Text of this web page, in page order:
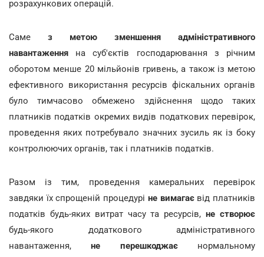
розрахункових операцій.
Саме з метою зменшення адміністративного
навантаження на суб'єктів господарювання з річним
оборотом менше 20 мільйонів гривень, а також із метою
ефективного використання ресурсів фіскальних органів
було тимчасово обмежено здійснення щодо таких
платників податків окремих видів податкових перевірок,
проведення яких потребувало значних зусиль як із боку
контролюючих органів, так і платників податків.
Разом із тим, проведення камеральних перевірок
завдяки їх спрощеній процедурі не вимагає від платників
податків будь-яких витрат часу та ресурсів,не створює
будь-якого додаткового адміністративного
навантаження,не перешкоджає нормальному